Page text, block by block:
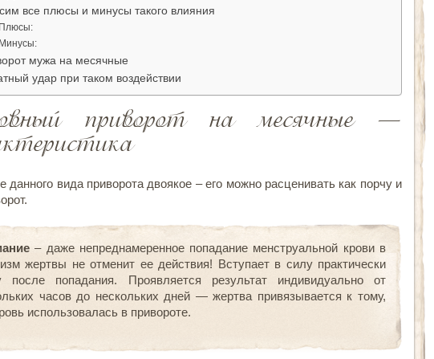
все плюсы и минусы такого влияния
Плюсы:
Минусы:
мужа на месячные
удар при таком воздействии
приворот на месячные —
данного вида приворота двоякое – его можно расценивать как порчу и
– даже непреднамеренное попадание менструальной крови в
жертвы не отменит ее действия! Вступает в силу практически
после попадания. Проявляется результат индивидуально от
часов до нескольких дней — жертва привязывается к тому,
использовалась в привороте.